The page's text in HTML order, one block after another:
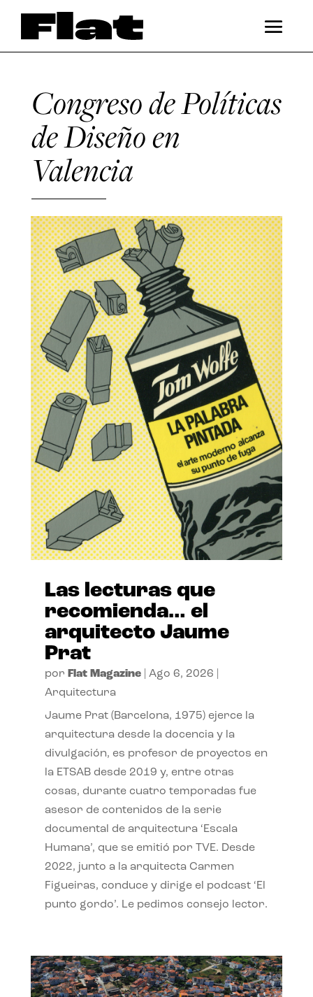
Congreso de Políticas
de Diseño en
Valencia
Las lecturas que
recomienda… el
arquitecto Jaume
Prat
por Flat Magazine| Ago 6, 2026
Arquitectura
Jaume Prat (Barcelona, 1975) ejerce la
arquitectura desde la docencia y la
divulgación, es profesor de proyectos en
la ETSAB desde 2019 y, entre otras
cosas, durante cuatro temporadas fue
asesor de contenidos de la serie
documental de arquitectura ‘Escala
Humana’, que se emitió por TVE. Desde
2022, junto a la arquitecta Carmen
Figueiras, conduce y dirige el podcast ‘El
punto gordo’. Le pedimos consejo lector.